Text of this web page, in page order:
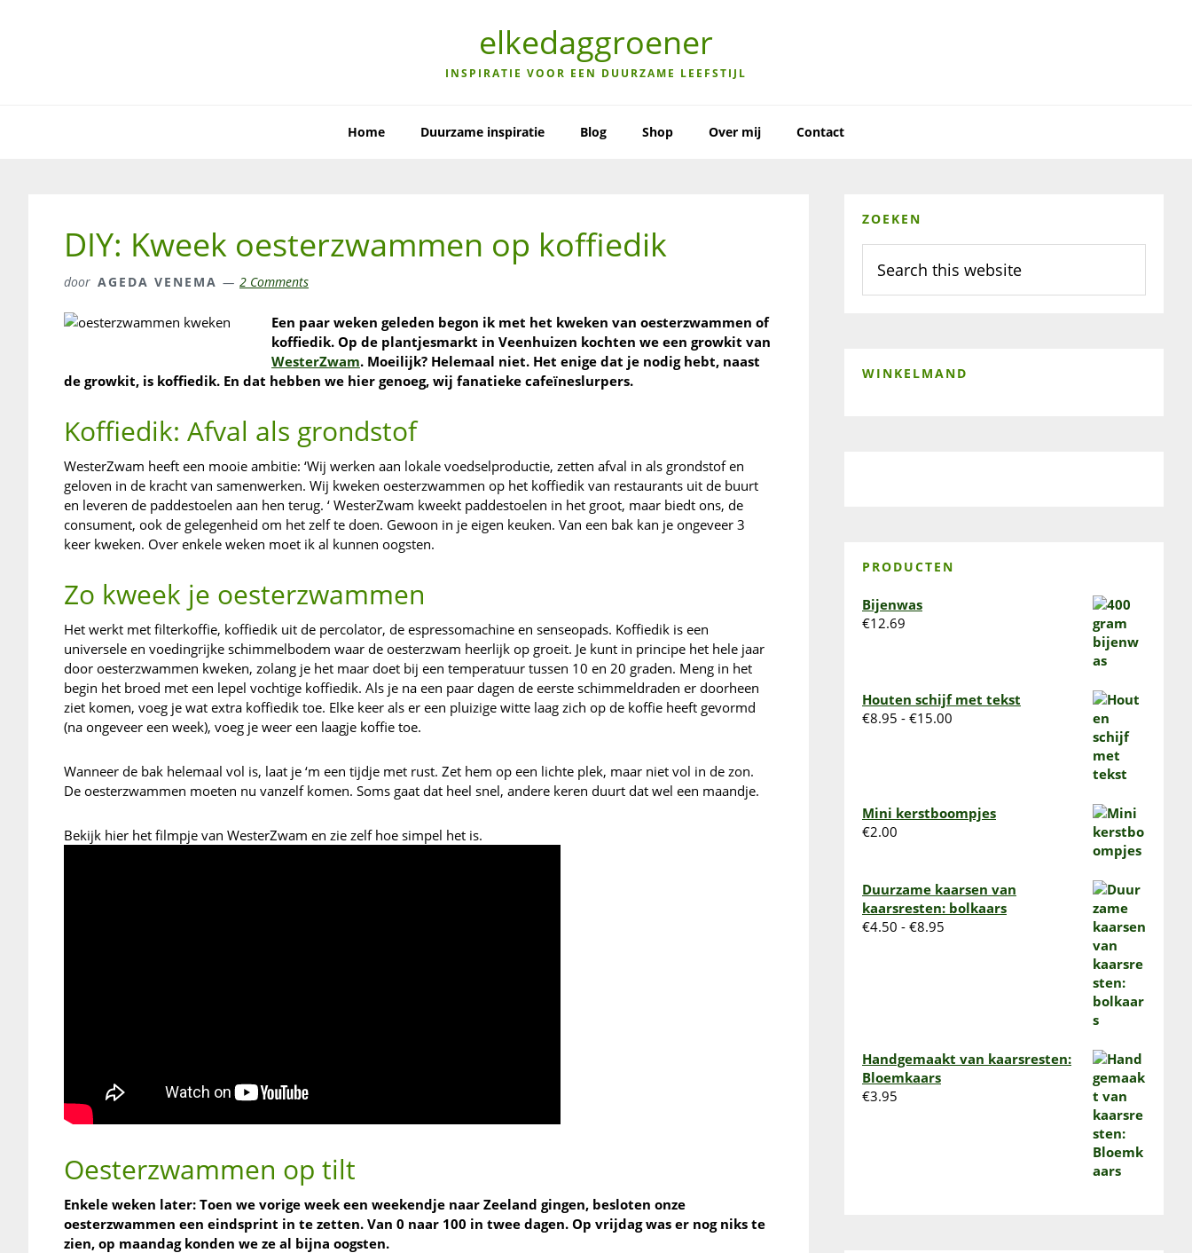
elkedaggroener
INSPIRATIE VOOR EEN DUURZAME LEEFSTIJL
Home Duurzame inspiratie Blog Shop Over mij Contact
DIY: Kweek oesterzwammen op koffiedik
door AGEDA VENEMA 2 Comments
Een paar weken geleden begon ik met het kweken van oesterzwammen of
koffiedik. Op de plantjesmarkt in Veenhuizen kochten we een growkit van
WesterZwam. Moeilijk? Helemaal niet. Het enige dat je nodig hebt, naast
de growkit, is koffiedik. En dat hebben we hier genoeg, wij fanatieke cafeïneslurpers.
Koffiedik: Afval als grondstof
WesterZwam heeft een mooie ambitie: ‘Wij werken aan lokale voedselproductie, zetten afval in als grondstof en
geloven in de kracht van samenwerken. Wij kweken oesterzwammen op het koffiedik van restaurants uit de buurt
en leveren de paddestoelen aan hen terug. ‘ WesterZwam kweekt paddestoelen in het groot, maar biedt ons, de
consument, ook de gelegenheid om het zelf te doen. Gewoon in je eigen keuken. Van een bak kan je ongeveer 3
keer kweken. Over enkele weken moet ik al kunnen oogsten.
Zo kweek je oesterzwammen
Het werkt met filterkoffie, koffiedik uit de percolator, de espressomachine en senseopads. Koffiedik is een
universele en voedingrijke schimmelbodem waar de oesterzwam heerlijk op groeit. Je kunt in principe het hele jaar
door oesterzwammen kweken, zolang je het maar doet bij een temperatuur tussen 10 en 20 graden. Meng in het
begin het broed met een lepel vochtige koffiedik. Als je na een paar dagen de eerste schimmeldraden er doorheen
ziet komen, voeg je wat extra koffiedik toe. Elke keer als er een pluizige witte laag zich op de koffie heeft gevormd
(na ongeveer een week), voeg je weer een laagje koffie toe.
Wanneer de bak helemaal vol is, laat je ‘m een tijdje met rust. Zet hem op een lichte plek, maar niet vol in de zon.
De oesterzwammen moeten nu vanzelf komen. Soms gaat dat heel snel, andere keren duurt dat wel een maandje.
Bekijk hier het filmpje van WesterZwam en zie zelf hoe simpel het is.
Oesterzwammen op tilt
Enkele weken later: Toen we vorige week een weekendje naar Zeeland gingen, besloten onze
oesterzwammen een eindsprint in te zetten. Van 0 naar 100 in twee dagen. Op vrijdag was er nog niks te
zien, op maandag konden we ze al bijna oogsten.
Primary
Sidebar
ZOEKEN
this
website
WINKELMAND
PRODUCTEN
Bijenwas
€12.69
Houten schijf met tekst
€8.95 - €15.00
Mini kerstboompjes
€2.00
Duurzame kaarsen van
kaarsresten: bolkaars
€4.50 - €8.95
Handgemaakt van kaarsresten:
Bloemkaars
€3.95